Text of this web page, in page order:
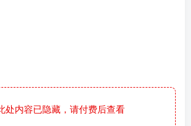
内容已隐藏，请付费后查看